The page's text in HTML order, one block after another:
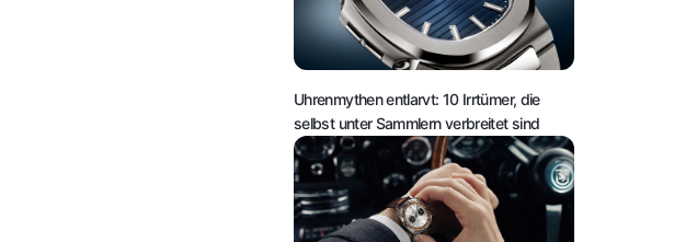
Uhrenmythen entlarvt: 10 Irrtümer, die
selbst unter Sammlern verbreitet sind